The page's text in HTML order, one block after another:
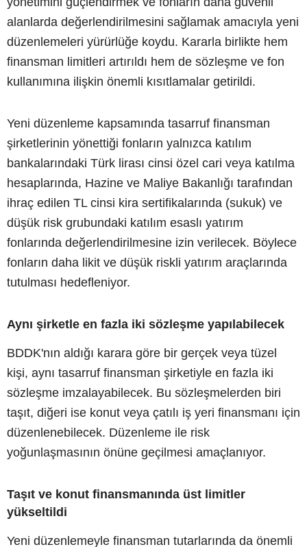
alanlarda değerlendirilmesini sağlamak amacıyla yeni
düzenlemeleri yürürlüğe koydu. Kararla birlikte hem
finansman limitleri artırıldı hem de sözleşme ve fon
kullanımına ilişkin önemli kısıtlamalar getirildi.
Yeni düzenleme kapsamında tasarruf finansman
şirketlerinin yönettiği fonların yalnızca katılım
bankalarındaki Türk lirası cinsi özel cari veya katılma
hesaplarında, Hazine ve Maliye Bakanlığı tarafından
ihraç edilen TL cinsi kira sertifikalarında (sukuk) ve
düşük risk grubundaki katılım esaslı yatırım
fonlarında değerlendirilmesine izin verilecek. Böylece
fonların daha likit ve düşük riskli yatırım araçlarında
tutulması hedefleniyor.
Aynı şirketle en fazla iki sözleşme yapılabilecek
BDDK'nın aldığı karara göre bir gerçek veya tüzel
kişi, aynı tasarruf finansman şirketiyle en fazla iki
sözleşme imzalayabilecek. Bu sözleşmelerden biri
taşıt, diğeri ise konut veya çatılı iş yeri finansmanı için
düzenlenebilecek. Düzenleme ile risk
yoğunlaşmasının önüne geçilmesi amaçlanıyor.
Taşıt ve konut finansmanında üst limitler
yükseltildi
Yeni düzenlemeyle finansman tutarlarında da önemli